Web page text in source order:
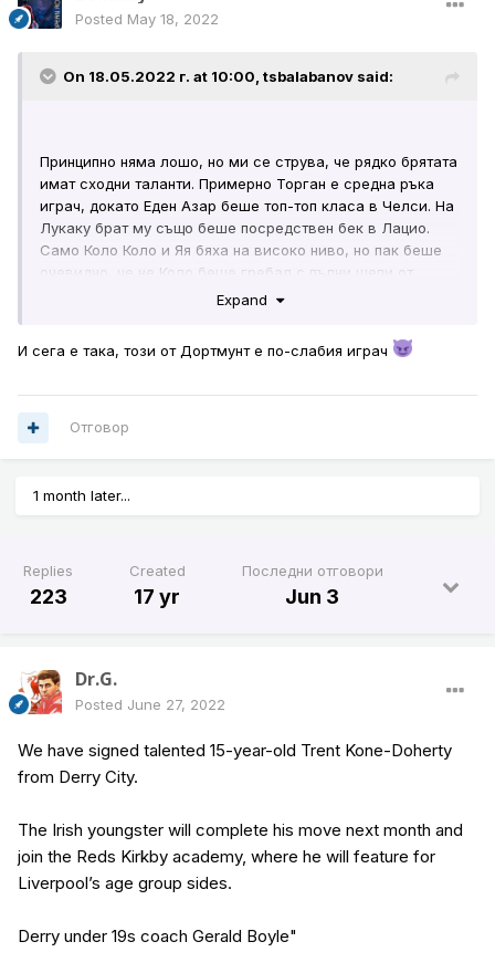
Posted May 18, 2022
On 18.05.2022 г. at 10:00, tsbalabanov said:
Принципно няма лошо, но ми се струва, че рядко брятата
имат сходни таланти. Примерно Торган е средна ръка
играч, докато Еден Азар беше топ-топ класа в Челси. На
Лукаку брат му също беше посредствен бек в Лацио.
Само Коло Коло и Яя бяха на високо ниво, но пак беше
очевидно, че не Коло беше гребал с пълни шепи от
кацата със семейния талант.
Expand
И сега е така, този от Дортмунт е по-слабия играч
Отговор
1 month later...
Replies
223
Created
17 yr
Последни отговори
Jun 3
Dr.G.
Posted June 27, 2022
We have signed talented 15-year-old Trent Kone-Doherty
from Derry City.
The Irish youngster will complete his move next month and
join the Reds Kirkby academy, where he will feature for
Liverpool’s age group sides.
Derry under 19s coach Gerald Boyle"